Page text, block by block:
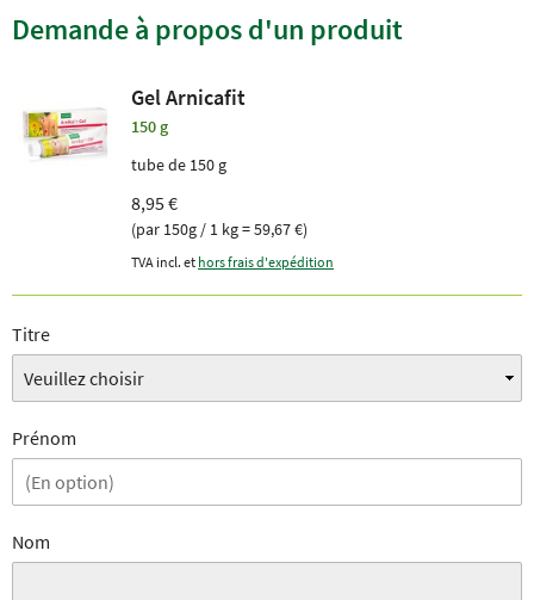
Demande à propos d'un produit
Gel Arnicafit
150 g
tube de 150 g
8,95 €
(par 150g / 1 kg = 59,67 €)
TVA incl. et hors frais d'expédition
Titre
Prénom
Nom